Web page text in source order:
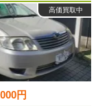
高価買取中
円